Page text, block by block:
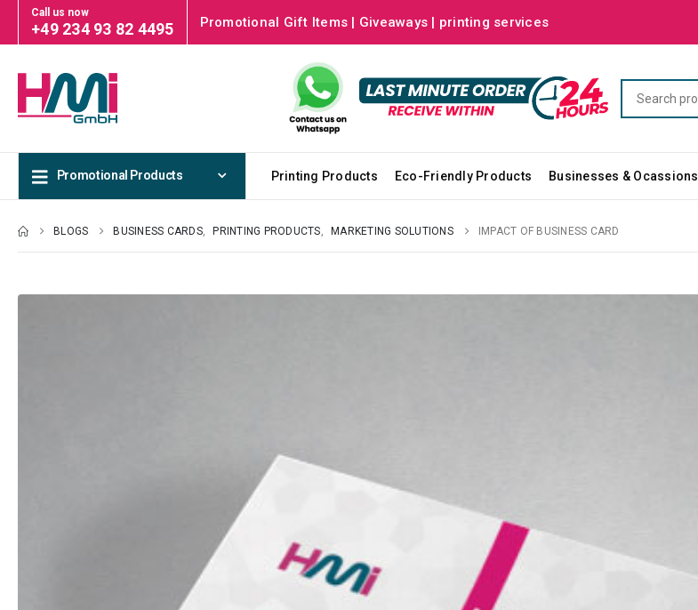
Call us now
+49 234 93 82 4495 Promotional Gift Items | Giveaways | printing services
Promotional Products Printing Products Eco-Friendly Products Businesses & Ocassions
BLOGS BUSINESS CARDS, PRINTING PRODUCTS MARKETING SOLUTIONS IMPACT OF BUSINESS CARD